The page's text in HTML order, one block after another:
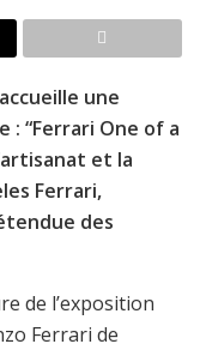
une
“Ferrari One of a
et la
Ferrari,
des
de l’exposition
Ferrari de